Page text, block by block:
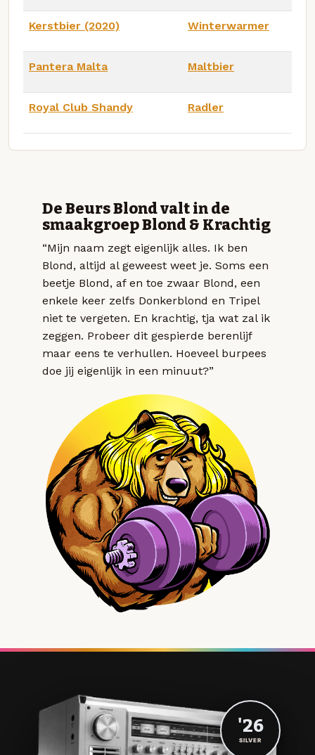
Kerstbier (2020) Winterwarmer
Pantera Malta Maltbier
Royal Club Shandy Radler
De Beurs Blond valt in de
smaakgroep Blond & Krachtig
“Mijn naam zegt eigenlijk alles. Ik ben
Blond, altijd al geweest weet je. Soms een
beetje Blond, af en toe zwaar Blond, een
enkele keer zelfs Donkerblond en Tripel
niet te vergeten. En krachtig, tja wat zal ik
zeggen. Probeer dit gespierde berenlijf
maar eens te verhullen. Hoeveel burpees
doe jij eigenlijk in een minuut?”
'26
SILVER